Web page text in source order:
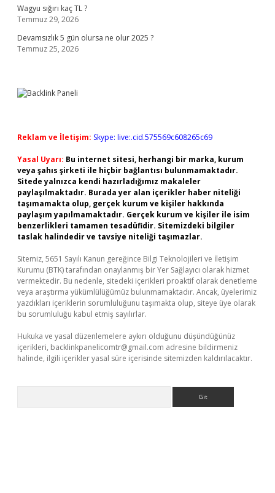
Wagyu sığırı kaç TL ?
Temmuz 29, 2026
Devamsızlık 5 gün olursa ne olur 2025 ?
Temmuz 25, 2026
Reklam ve İletişim: Skype: live:.cid.575569c608265c69
Yasal Uyarı: Bu internet sitesi, herhangi bir marka, kurum
veya şahıs şirketi ile hiçbir bağlantısı bulunmamaktadır.
Sitede yalnızca kendi hazırladığımız makaleler
paylaşılmaktadır. Burada yer alan içerikler haber niteliği
taşımamakta olup, gerçek kurum ve kişiler hakkında
paylaşım yapılmamaktadır. Gerçek kurum ve kişiler ile isim
benzerlikleri tamamen tesadüfidir. Sitemizdeki bilgiler
taslak halindedir ve tavsiye niteliği taşımazlar.
Sitemiz, 5651 Sayılı Kanun gereğince Bilgi Teknolojileri ve İletişim
Kurumu (BTK) tarafından onaylanmış bir Yer Sağlayıcı olarak hizmet
vermektedir. Bu nedenle, sitedeki içerikleri proaktif olarak denetleme
veya araştırma yükümlülüğümüz bulunmamaktadır. Ancak, üyelerimiz
yazdıkları içeriklerin sorumluluğunu taşımakta olup, siteye üye olarak
bu sorumluluğu kabul etmiş sayılırlar.
Hukuka ve yasal düzenlemelere aykırı olduğunu düşündüğünüz
içerikleri, backlinkpanelicomtr@gmail.com adresine bildirmeniz
halinde, ilgili içerikler yasal süre içerisinde sitemizden kaldırılacaktır.